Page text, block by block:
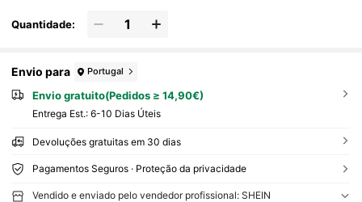
Quantidade:
Envio para Portugal
Envio gratuito(Pedidos ≥ 14,90€)
Entrega Est.: 6-10 Dias Úteis
Devoluções gratuitas em 30 dias
Pagamentos Seguros · Proteção da privacidade
Vendido e enviado pelo vendedor profissional: SHEIN